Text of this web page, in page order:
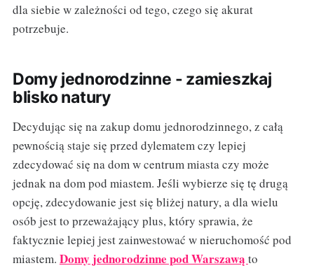
dla siebie w zależności od tego, czego się akurat
potrzebuje.
Domy jednorodzinne - zamieszkaj
blisko natury
Decydując się na zakup domu jednorodzinnego, z całą
pewnością staje się przed dylematem czy lepiej
zdecydować się na dom w centrum miasta czy może
jednak na dom pod miastem. Jeśli wybierze się tę drugą
opcję, zdecydowanie jest się bliżej natury, a dla wielu
osób jest to przeważający plus, który sprawia, że
faktycznie lepiej jest zainwestować w nieruchomość pod
miastem. Domy jednorodzinne pod Warszawą to